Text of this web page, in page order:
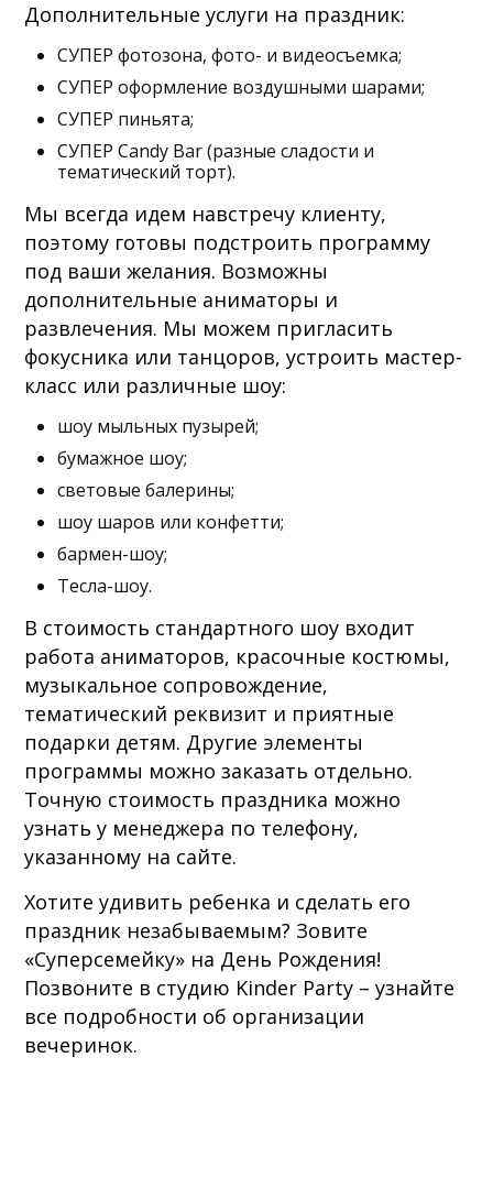
Дополнительные услуги на праздник:
СУПЕР фотозона, фото- и видеосъемка;
СУПЕР оформление воздушными шарами;
СУПЕР пиньята;
СУПЕР Candy Bar (разные сладости и
тематический торт).
Мы всегда идем навстречу клиенту,
поэтому готовы подстроить программу
под ваши желания. Возможны
дополнительные аниматоры и
развлечения. Мы можем пригласить
фокусника или танцоров, устроить мастер-
класс или различные шоу:
шоу мыльных пузырей;
бумажное шоу;
световые балерины;
шоу шаров или конфетти;
бармен-шоу;
Тесла-шоу.
В стоимость стандартного шоу входит
работа аниматоров, красочные костюмы,
музыкальное сопровождение,
тематический реквизит и приятные
подарки детям. Другие элементы
программы можно заказать отдельно.
Точную стоимость праздника можно
узнать у менеджера по телефону,
указанному на сайте.
Хотите удивить ребенка и сделать его
праздник незабываемым? Зовите
«Суперсемейку» на День Рождения!
Позвоните в студию Kinder Party – узнайте
все подробности об организации
вечеринок.